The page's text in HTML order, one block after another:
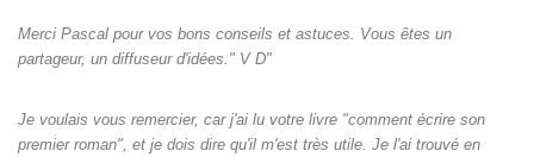
Merci Pascal pour vos bons conseils et astuces. Vous êtes un
partageur, un diffuseur d'idées." V D"
Je voulais vous remercier, car j'ai lu votre livre "comment écrire son
premier roman", et je dois dire qu'il m'est très utile. Je l'ai trouvé en